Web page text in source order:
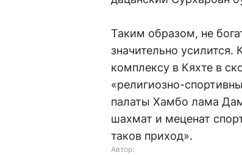
Таким образом, не
значительно
комплексу в Кяхте в
«религиозно-
палаты Хамбо лама
шахмат и меценат
таков приход».
Автор: